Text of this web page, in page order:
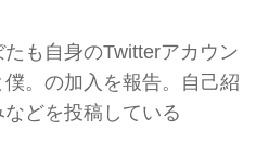
も自身のTwitterアカウン
僕。の加入を報告。自己紹
どを投稿している